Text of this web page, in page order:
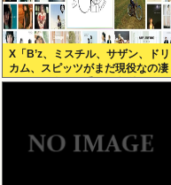
X「B’z、ミスチル、サザン、ドリ
カム、スピッツがまだ現役なの凄
いよな。今の歌手が30年後にやれ